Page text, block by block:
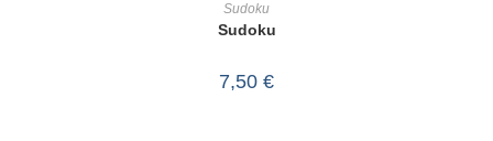
Sudoku
Sudoku
7,50 €